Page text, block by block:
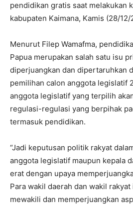
pendidikan gratis saat melakukan
kabupaten Kaimana, Kamis (28/12/
Menurut Filep Wamafma,
Papua merupakan salah satu isu
diperjuangkan dan dipertaruhkan
pemilihan calon anggota legislatif
anggota legislatif yang terpilih
regulasi-regulasi yang berpihak
termasuk pendidikan.
“Jadi keputusan politik rakyat
anggota legislatif maupun kepala
erat dengan upaya
Para wakil daerah dan wakil
mewakili dan memperjuangkan